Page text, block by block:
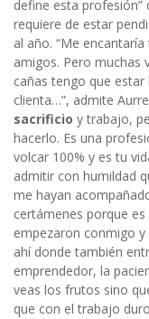
define esta
requiere de estar
al año. “Me
amigos. Pero muchas
cañas tengo que
clienta…”, admite
sacrificio y trabajo,
hacerlo. Es una
volcar 100% y es tu
admitir con humildad
me hayan
certámenes porque
empezaron conmigo y
ahí donde también
emprendedor, la
veas los frutos sino
que con el trabajo